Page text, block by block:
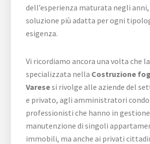
dell’esperienza maturata negli anni,
soluzione più adatta per ogni
esigenza.
Vi ricordiamo ancora una volta che
specializzata nella Costruzione
Varesesi rivolge alle aziende del
e privato, agli amministratori
professionisti che hanno in
manutenzione di singoli
immobili, ma anche ai privati